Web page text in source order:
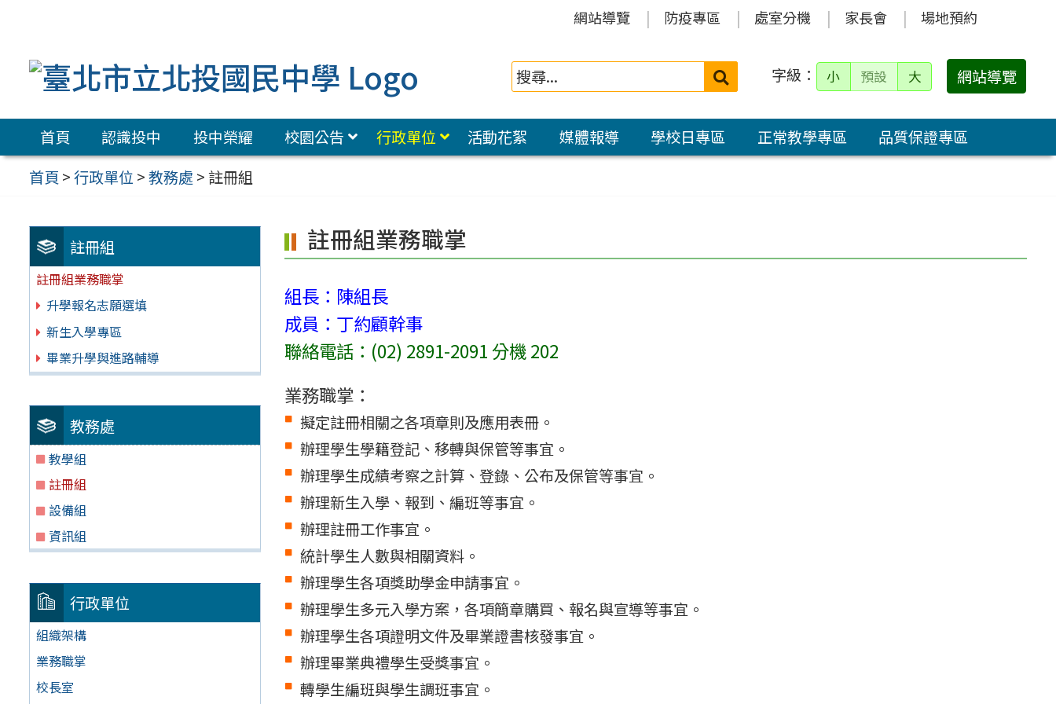
內
網站導覽 防疫專區 處室分機 家長會 場地預約
搜
尋：
字級： 小 預設 大 網站導覽
首頁 認識投中 投中榮耀 校園公告 行政單位 活動花絮 媒體報導 學校日專區 正常教學專區
品質保證專區
首頁 >行政單位 >教務處 >註冊組
註冊組
註冊組業務職掌
升學報名志願選填
新生入學專區
畢業升學與進路輔導
教務處
教學組
註冊組
設備組
資訊組
行政單位
組織架構
業務職掌
校長室
註冊組業務職掌
組長：陳組長
成員：丁約顧幹事
聯絡電話：(02) 2891-2091 分機 202
業務職掌：
擬定註冊相關之各項章則及應用表冊。
辦理學生學籍登記、移轉與保管等事宜。
辦理學生成績考察之計算、登錄、公布及保管等事宜。
辦理新生入學、報到、編班等事宜。
辦理註冊工作事宜。
統計學生人數與相關資料。
辦理學生各項獎助學金申請事宜。
辦理學生多元入學方案，各項簡章購買、報名與宣導等事宜。
辦理學生各項證明文件及畢業證書核發事宜。
辦理畢業典禮學生受獎事宜。
轉學生編班與學生調班事宜。